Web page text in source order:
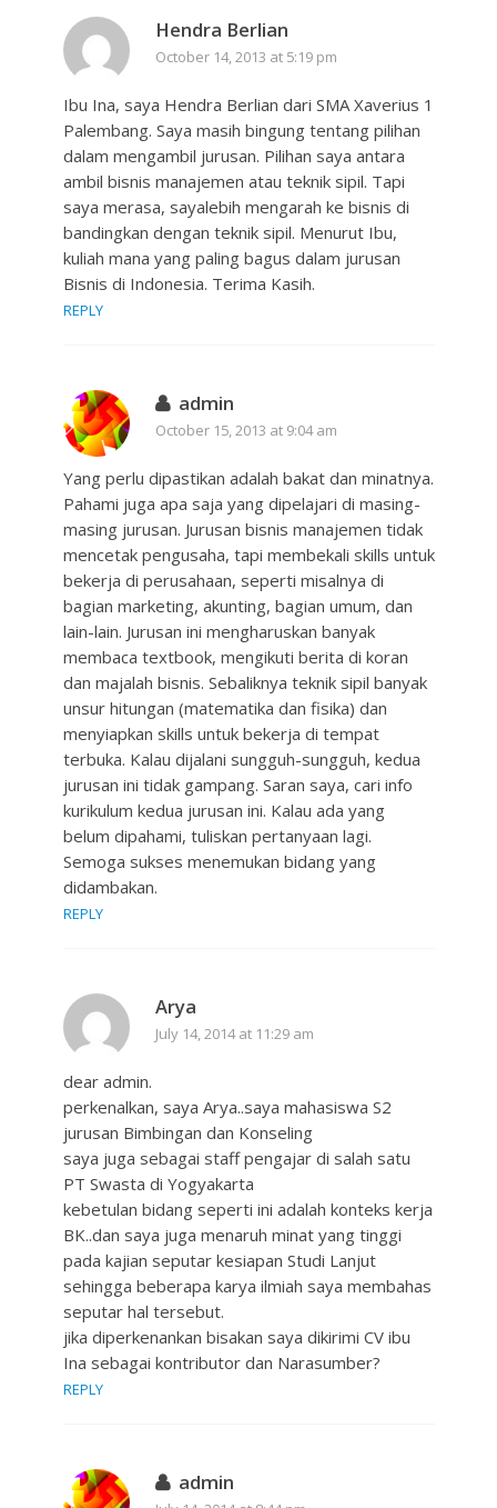
Hendra Berlian
October 14, 2013 at 5:19 pm
Ibu Ina, saya Hendra Berlian dari SMA Xaverius 1
Palembang. Saya masih bingung tentang pilihan
dalam mengambil jurusan. Pilihan saya antara
ambil bisnis manajemen atau teknik sipil. Tapi
saya merasa, sayalebih mengarah ke bisnis di
bandingkan dengan teknik sipil. Menurut Ibu,
kuliah mana yang paling bagus dalam jurusan
Bisnis di Indonesia. Terima Kasih.
REPLY
admin
October 15, 2013 at 9:04 am
Yang perlu dipastikan adalah bakat dan minatnya.
Pahami juga apa saja yang dipelajari di masing-
masing jurusan. Jurusan bisnis manajemen tidak
mencetak pengusaha, tapi membekali skills untuk
bekerja di perusahaan, seperti misalnya di
bagian marketing, akunting, bagian umum, dan
lain-lain. Jurusan ini mengharuskan banyak
membaca textbook, mengikuti berita di koran
dan majalah bisnis. Sebaliknya teknik sipil banyak
unsur hitungan (matematika dan fisika) dan
menyiapkan skills untuk bekerja di tempat
terbuka. Kalau dijalani sungguh-sungguh, kedua
jurusan ini tidak gampang. Saran saya, cari info
kurikulum kedua jurusan ini. Kalau ada yang
belum dipahami, tuliskan pertanyaan lagi.
Semoga sukses menemukan bidang yang
didambakan.
REPLY
Arya
July 14, 2014 at 11:29 am
dear admin.
perkenalkan, saya Arya..saya mahasiswa S2
jurusan Bimbingan dan Konseling
saya juga sebagai staff pengajar di salah satu
PT Swasta di Yogyakarta
kebetulan bidang seperti ini adalah konteks kerja
BK..dan saya juga menaruh minat yang tinggi
pada kajian seputar kesiapan Studi Lanjut
sehingga beberapa karya ilmiah saya membahas
seputar hal tersebut.
jika diperkenankan bisakan saya dikirimi CV ibu
Ina sebagai kontributor dan Narasumber?
REPLY
admin